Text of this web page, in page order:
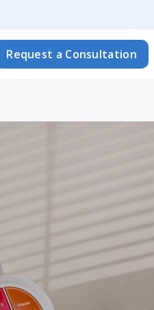
Request a Consultation